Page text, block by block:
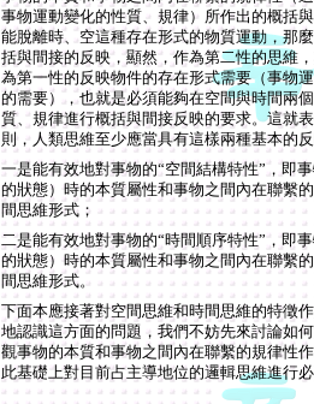
事物運動變化的性質、規律）所作出的概括
能脫離時、空這種存在形式的物質運動，那
括與間接的反映，顯然，作為第二性的思維
為第一性的反映物件的存在形式需要（事物
的需要），也就是必須能夠在空間與時間兩
質、規律進行概括與間接反映的要求。這就
則，人類思維至少應當具有這樣兩種基本的反
一是能有效地對事物的“空間結構特性”，即
的狀態）時的本質屬性和事物之間內在聯繫
間思維形式；
二是能有效地對事物的“時間順序特性”，即
的狀態）時的本質屬性和事物之間內在聯繫
間思維形式。
下面本應接著對空間思維和時間思維的特徵
地認識這方面的問題，我們不妨先來討論如
觀事物的本質和事物之間內在聯繫的規律性
此基礎上對目前占主導地位的邏輯思維進行